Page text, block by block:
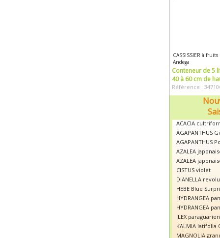
CASSISSIER à fruits
Andega
Conteneur de 5
40 à 60 cm de
Référence :
ACACIA
AGAPANTHUS
AGAPANTHUS
AZALEA
AZALEA
CISTUS violet
DIANELLA
HEBE Blue
HYDRANGEA
HYDRANGEA
ILEX
KALMIA latifolia
MAGNOLIA